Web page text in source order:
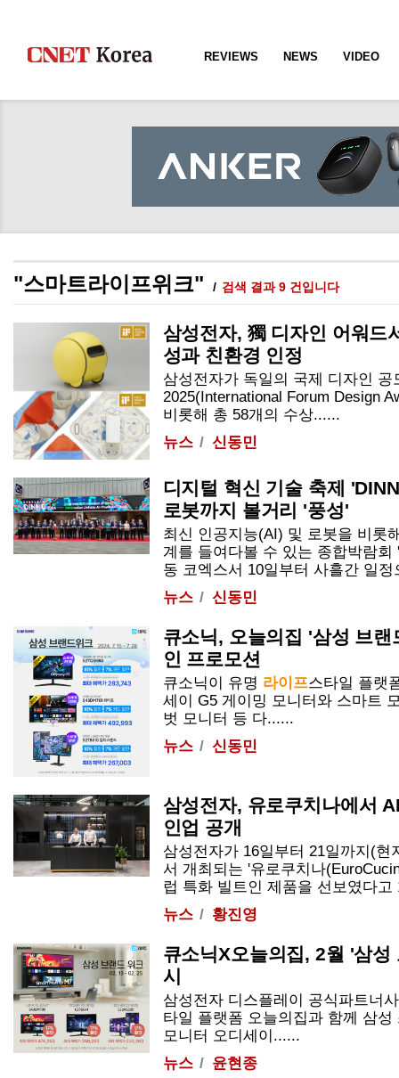
REVIEWS NEWS VIDEO
"스마트라이프위크" 검색 결과 9 건입니다
삼성전자, 獨 디자인 어워드
성과 친환경 인정
삼성전자가 독일의 국제 디자인 공
2025(International Forum Design
비롯해 총 58개의 수상......
뉴스
신동민
디지털 혁신 기술 축제
로봇까지 볼거리 '풍성'
최신 인공지능(AI) 및 로봇을 비롯
계를 들여다볼 수 있는 종합박람회
동 코엑스서 10일부터 사흘간 일
뉴스
신동민
큐소닉, 오늘의집 '삼성 브
인 프로모션
큐소닉이 유명 라이프스타일 플랫
세이 G5 게이밍 모니터와 스마트
벗 모니터 등 다......
뉴스
신동민
삼성전자, 유로쿠치나에서
인업 공개
삼성전자가 16일부터 21일까지(
서 개최되는 '유로쿠치나
럽 특화 빌트인 제품을 선보였다고
뉴스
황진영
큐소닉X오늘의집, 2월 '삼
시
삼성전자 디스플레이 공식파트너
타일 플랫폼 오늘의집과 함께 삼성
모니터 오디세이......
뉴스
윤현종